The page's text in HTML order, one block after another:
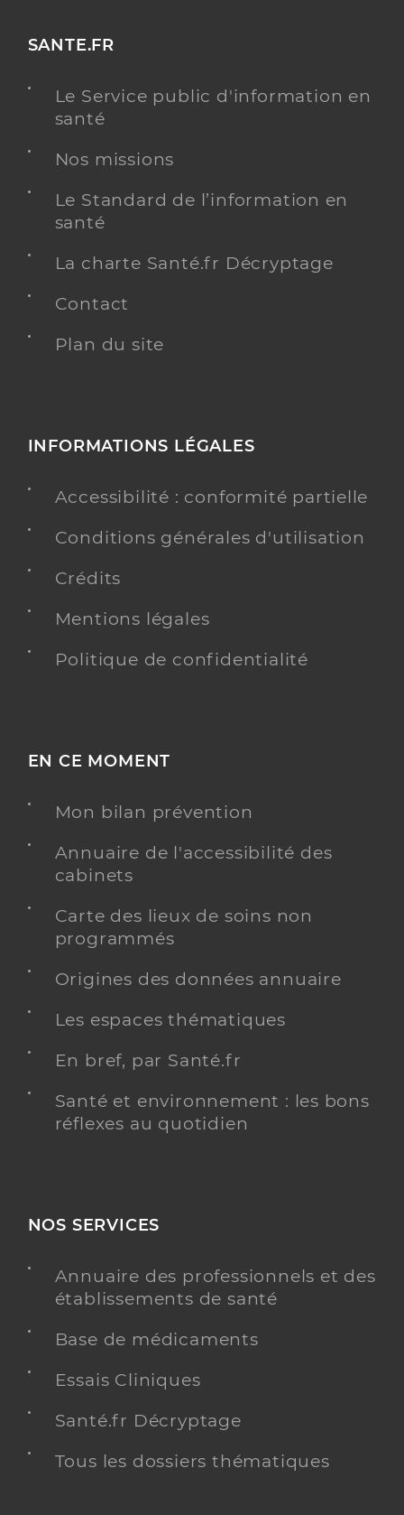
SANTE.FR
Le Service public d'information en
santé
Nos missions
Le Standard de l’information en
santé
La charte Santé.fr Décryptage
Contact
Plan du site
INFORMATIONS LÉGALES
Accessibilité : conformité partielle
Conditions générales d'utilisation
Crédits
Mentions légales
Politique de confidentialité
EN CE MOMENT
Mon bilan prévention
Annuaire de l'accessibilité des
cabinets
Carte des lieux de soins non
programmés
Origines des données annuaire
Les espaces thématiques
En bref, par Santé.fr
Santé et environnement : les bons
réflexes au quotidien
NOS SERVICES
Annuaire des professionnels et des
établissements de santé
Base de médicaments
Essais Cliniques
Santé.fr Décryptage
Tous les dossiers thématiques